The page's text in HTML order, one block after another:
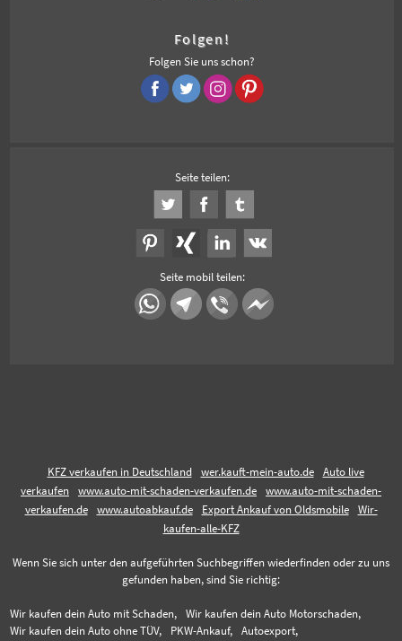
Folgen!
Folgen Sie uns schon?
Seite teilen:
Seite mobil teilen:
KFZ verkaufen in Deutschland wer.kauft-mein-auto.de
Auto live
verkaufen
www.auto-mit-schaden-verkaufen.de
www.auto-mit-schaden-
verkaufen.de
www.autoabkauf.de Export Ankauf von Oldsmobile
Wir-
kaufen-alle-KFZ
Wenn Sie sich unter den aufgeführten Suchbegriffen wiederfinden oder zu uns
gefunden haben, sind Sie richtig:
Wir kaufen dein Auto mit Schaden,
Wir kaufen dein Auto Motorschaden,
Wir kaufen dein Auto ohne TÜV,
PKW-Ankauf,
Autoexport,